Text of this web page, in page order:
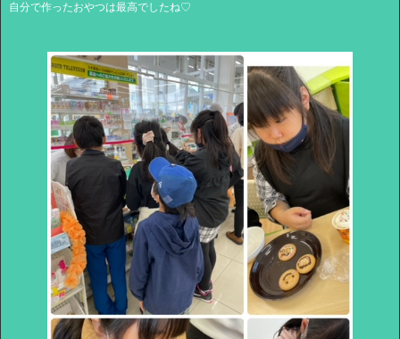
自分で作ったおやつは最高でしたね♡